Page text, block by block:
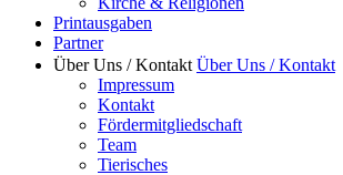
Printausgaben
Partner
Über Uns / Kontakt Über Uns / Kontakt
Impressum
Kontakt
Fördermitgliedschaft
Team
Tierisches